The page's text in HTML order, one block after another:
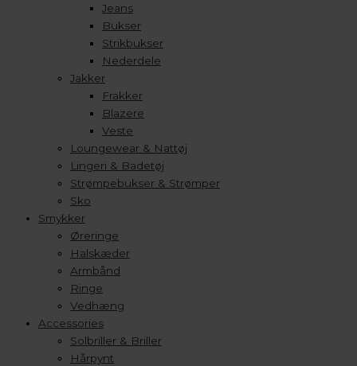
Jeans
Bukser
Strikbukser
Nederdele
Jakker
Frakker
Blazere
Veste
Loungewear & Nattøj
Lingeri & Badetøj
Strømpebukser & Strømper
Sko
Smykker
Øreringe
Halskæder
Armbånd
Ringe
Vedhæng
Accessories
Solbriller & Briller
Hårpynt